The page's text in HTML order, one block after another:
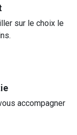
sur le choix le
accompagner